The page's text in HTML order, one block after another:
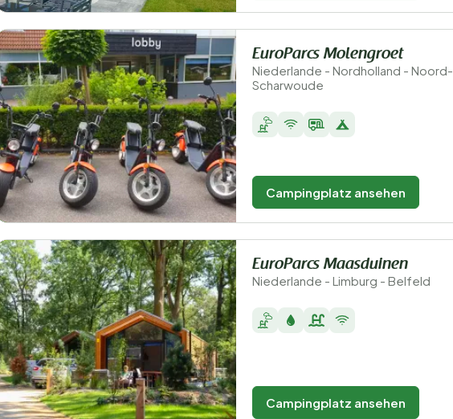
EuroParcs Molengroet
Niederlande - Nordholland - Noord-
Scharwoude
Campingplatz ansehen
EuroParcs Maasduinen
Niederlande - Limburg - Belfeld
Campingplatz ansehen